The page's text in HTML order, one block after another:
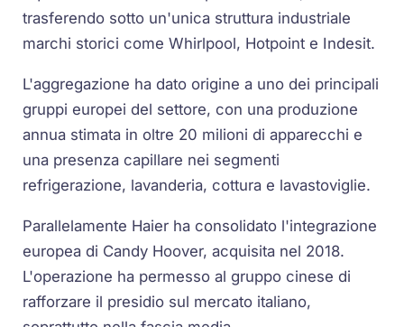
trasferendo sotto un'unica struttura industriale
marchi storici come Whirlpool, Hotpoint e Indesit.
L'aggregazione ha dato origine a uno dei principali
gruppi europei del settore, con una produzione
annua stimata in oltre 20 milioni di apparecchi e
una presenza capillare nei segmenti
refrigerazione, lavanderia, cottura e lavastoviglie.
Parallelamente Haier ha consolidato l'integrazione
europea di Candy Hoover, acquisita nel 2018.
L'operazione ha permesso al gruppo cinese di
rafforzare il presidio sul mercato italiano,